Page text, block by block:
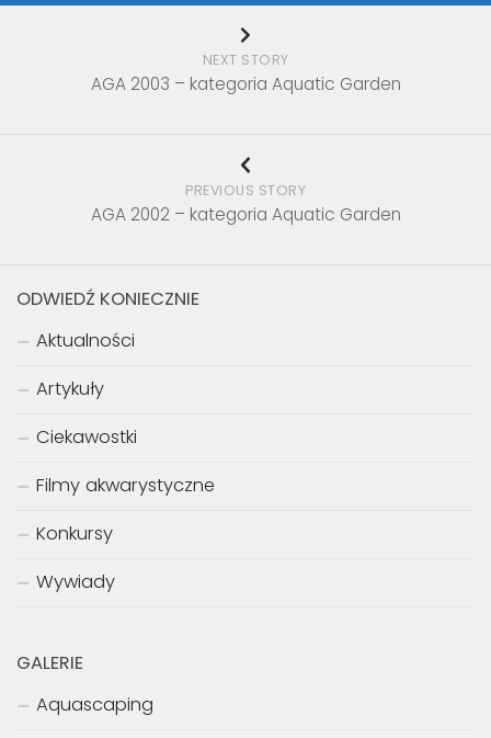
NEXT STORY
AGA 2003 – kategoria Aquatic Garden
PREVIOUS STORY
AGA 2002 – kategoria Aquatic Garden
ODWIEDŹ KONIECZNIE
Aktualności
Artykuły
Ciekawostki
Filmy akwarystyczne
Konkursy
Wywiady
GALERIE
Aquascaping